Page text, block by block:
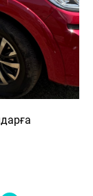
8 (771)
731-06-22
Zhayik